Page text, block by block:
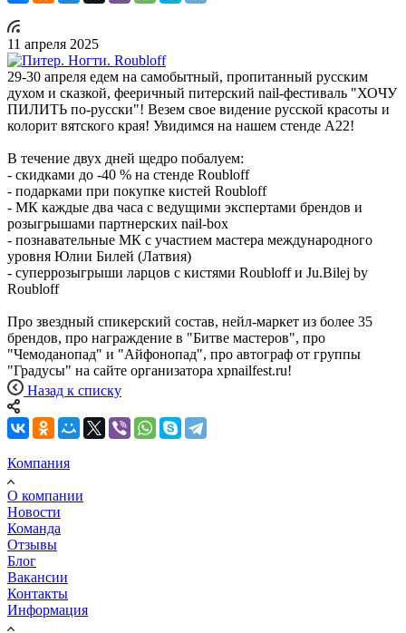
11 апреля 2025
29-30 апреля едем на самобытный, пропитанный русским
духом и сказкой, фееричный питерский nail-фестиваль "ХОЧУ
ПИЛИТЬ по-русски"! Везем свое видение русской красоты и
колорит вятского края! Увидимся на нашем стенде А22!
В течение двух дней щедро побалуем:
- скидками до -40 % на стенде Roubloff
- подарками при покупке кистей Roubloff
- МК каждые два часа с ведущими экспертами брендов и
розыгрышами партнерских nail-box
- познавательные МК с участием мастера международного
уровня Юлии Билей (Латвия)
- суперрозыгрыши ларцов с кистями Roubloff и Ju.Bilej by
Roubloff
Про звездный спикерский состав, нейл-маркет из более 35
брендов, про награждение в "Битве мастеров", про
"Чемоданопад" и "Aйфонопад", про автограф от группы
"Градусы" на сайте организатора xpnailfest.ru!
Назад к списку
Компания
О компании
Новости
Команда
Отзывы
Блог
Вакансии
Контакты
Информация